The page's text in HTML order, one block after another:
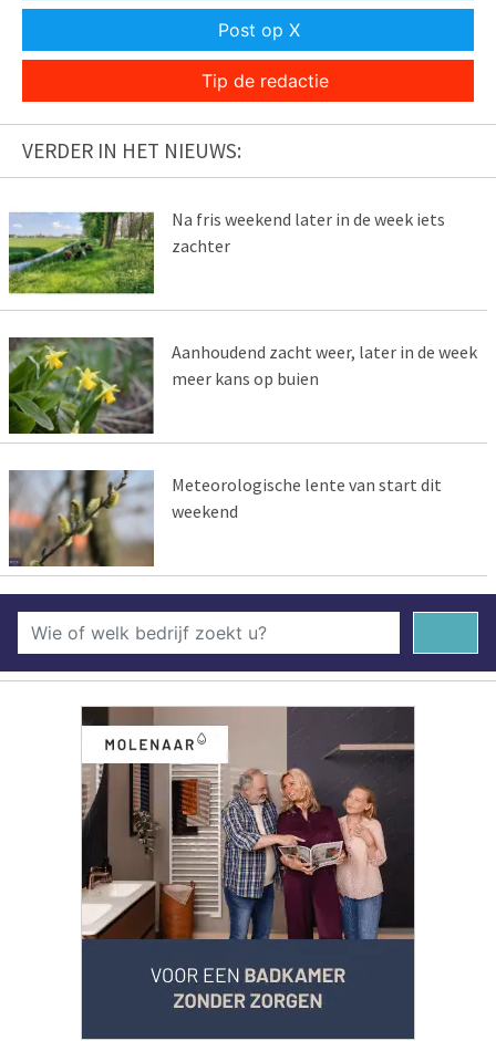
Post op X
Tip de redactie
VERDER IN HET NIEUWS:
Na fris weekend later in de week iets
zachter
Aanhoudend zacht weer, later in de week
meer kans op buien
Meteorologische lente van start dit
weekend